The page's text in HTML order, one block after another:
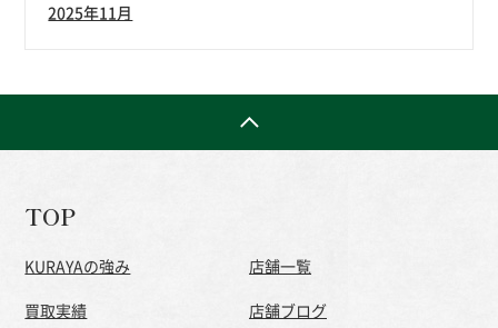
2025年11月
TOP
KURAYAの強み
買取実績
店舗一覧
店舗ブログ